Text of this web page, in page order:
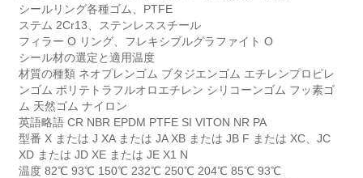
シールリング各種ゴム、PTFE
ステム 2Cr13、ステンレススチール
フィラー O リング、フレキシブルグラファイト O
シール材の選定と適用温度
材質の種類 ネオプレンゴム ブタジエンゴム エチレンプロピレ
ンゴム ポリテトラフルオロエチレン シリコーンゴム フッ素ゴ
ム 天然ゴム ナイロン
英語略語 CR NBR EPDM PTFE SI VITON NR PA
型番 X または J XA または JA XB または JB F または XC、JC
XD または JD XE または JE X1 N
温度 82℃ 93℃ 150℃ 232℃ 250℃ 204℃ 85℃ 93℃